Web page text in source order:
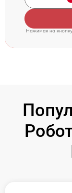
Нажимая на